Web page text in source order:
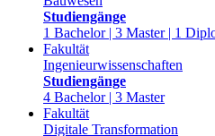
Studiengänge
1 Bachelor | 3 Master | 1
Fakultät
Ingenieurwissenschaften
Studiengänge
4 Bachelor | 3 Master
Fakultät
Digitale Transformation